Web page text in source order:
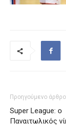
Προηγούμενο άρθρο
Super League: ο
Παναιτωλικός